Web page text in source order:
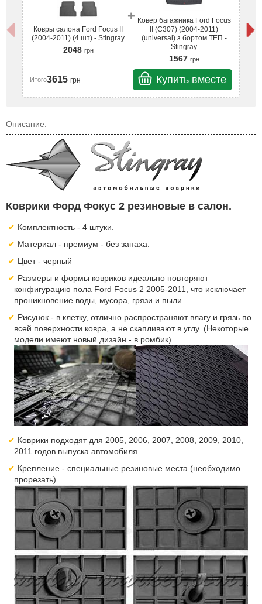
Ковры салона Ford Focus II
(2004-2011) (4 шт) - Stingray
2048 грн
+ Ковер багажника Ford Focus
II (C307) (2004-2011)
(universal) з бортом ТЕП -
Stingray
1567 грн
Итого3615 грн Купить вместе
Описание:
Коврики Форд Фокус 2 резиновые в салон.
Комплектность - 4 штуки.
Материал - премиум - без запаха.
Цвет - черный
Размеры и формы ковриков идеально повторяют
конфигурацию пола Ford Focus 2 2005-2011, что исключает
проникновение воды, мусора, грязи и пыли.
Рисунок - в клетку, отлично распространяют влагу и грязь по
всей поверхности ковра, а не скапливают в углу. (Некоторые
модели имеют новый дизайн - в ромбик).
Коврики подходят для 2005, 2006, 2007, 2008, 2009, 2010,
2011 годов выпуска автомобиля
Крепление - специальные резиновые места (необходимо
прорезать).